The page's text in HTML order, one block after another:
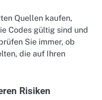
Quellen kaufen,
Codes gültig sind und
Sie immer, ob
die auf Ihren
Risiken